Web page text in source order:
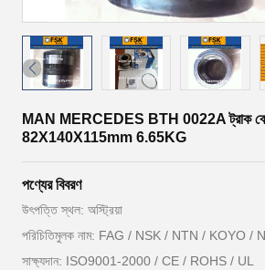
MAN MERCEDES BTH 0022A ট্রাক
82X140X115mm 6.65KG
পণ্যের বিবরণ
উৎপত্তি স্থল: অস্ট্রিয়া
পরিচিতিমুলক নাম: FAG / NSK / NTN / KOYO
সাক্ষ্যদান: ISO9001-2000 / CE / ROHS / UL